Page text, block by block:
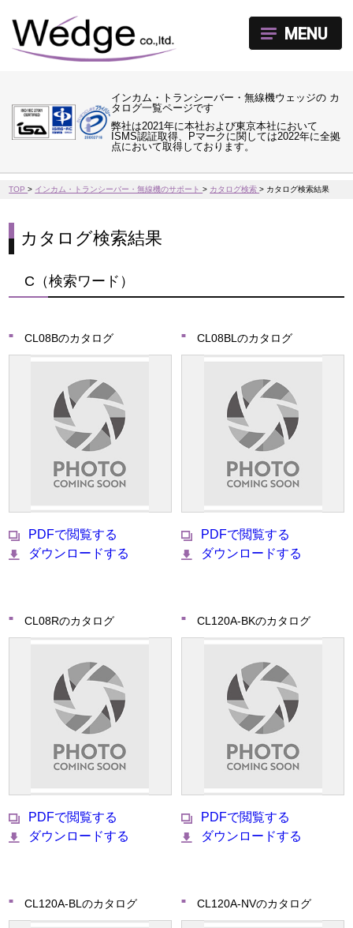
インカム・トランシーバー・無線機ウェッジの カ
タログ一覧ページです
弊社は2021年に本社および東京本社において
ISMS認証取得、Pマークに関しては2022年に全拠
点において取得しております。
MENU
TOP> インカム・トランシーバー・無線機のサポート> カタログ検索> カタログ検索結果
カタログ検索結果
C（検索ワード）
CL08Bのカタログ
PDFで閲覧する
ダウンロードする
CL08BLのカタログ
PDFで閲覧する
ダウンロードする
CL08Rのカタログ
PDFで閲覧する
ダウンロードする
CL120A-BKのカタログ
PDFで閲覧する
ダウンロードする
CL120A-BLのカタログ CL120A-NVのカタログ